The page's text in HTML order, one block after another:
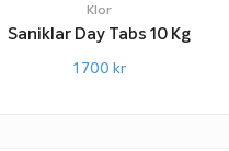
Klor
Saniklar Day Tabs 10 Kg
1 700 kr